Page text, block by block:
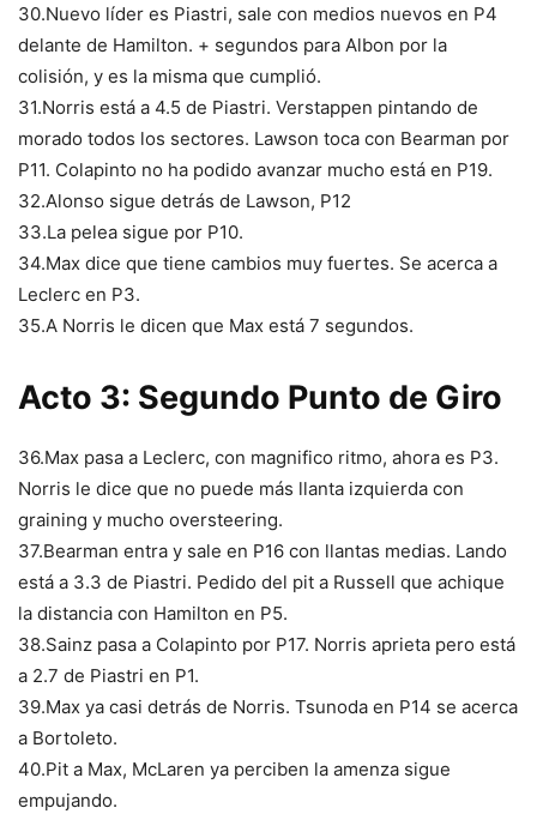
30.Nuevo líder es Piastri, sale con medios nuevos en P4
delante de Hamilton. + segundos para Albon por la
colisión, y es la misma que cumplió.
31.Norris está a 4.5 de Piastri. Verstappen pintando de
morado todos los sectores. Lawson toca con Bearman por
P11. Colapinto no ha podido avanzar mucho está en P19.
32.Alonso sigue detrás de Lawson, P12
33.La pelea sigue por P10.
34.Max dice que tiene cambios muy fuertes. Se acerca a
Leclerc en P3.
35.A Norris le dicen que Max está 7 segundos.
Acto 3: Segundo Punto de Giro
36.Max pasa a Leclerc, con magnifico ritmo, ahora es P3.
Norris le dice que no puede más llanta izquierda con
graining y mucho oversteering.
37.Bearman entra y sale en P16 con llantas medias. Lando
está a 3.3 de Piastri. Pedido del pit a Russell que achique
la distancia con Hamilton en P5.
38.Sainz pasa a Colapinto por P17. Norris aprieta pero está
a 2.7 de Piastri en P1.
39.Max ya casi detrás de Norris. Tsunoda en P14 se acerca
a Bortoleto.
40.Pit a Max, McLaren ya perciben la amenza sigue
empujando.